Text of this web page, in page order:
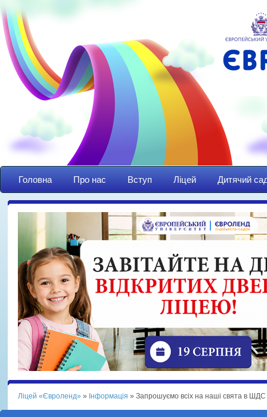
Головна Про нас Вступ Ліцей Дитячий
Ліцей «Євроленд» » Інформація » Запрошуємо всіх на наші свята в